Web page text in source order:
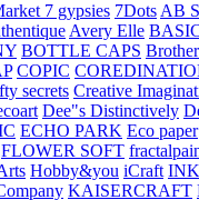
7 gypsies 7Dots AB
Avery Elle
BOTTLE CAPS Brother
COPIC
secrets Creative
Dee"s Distinctively
ECHO PARK Eco paper
FLOWER SOFT
Hobby&you iCraft
KAISERCRAFT